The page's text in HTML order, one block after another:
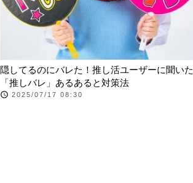
隠してるのにバレた！推し活ユーザーに聞いた
「推しバレ」あるあると対策法
2025/07/17 08:30